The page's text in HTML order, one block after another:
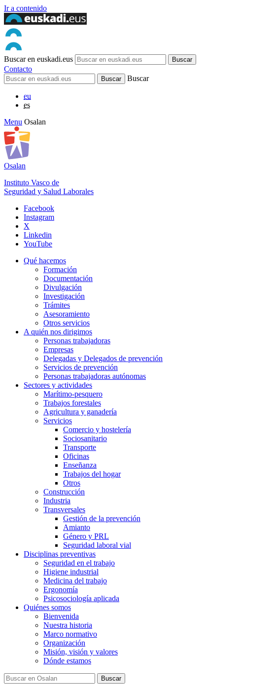
Ir a contenido
Buscar en euskadi.eus
Contacto
Buscar
eu
es
Menu Osalan
Osalan
Instituto Vasco de
Seguridad y Salud Laborales
Facebook
Instagram
X
Linkedin
YouTube
Qué hacemos
Formación
Documentación
Divulgación
Investigación
Trámites
Asesoramiento
Otros servicios
A quién nos dirigimos
Personas trabajadoras
Empresas
Delegadas y Delegados de prevención
Servicios de prevención
Personas trabajadoras autónomas
Sectores y actividades
Marítimo-pesquero
Trabajos forestales
Agricultura y ganadería
Servicios
Comercio y hostelería
Sociosanitario
Transporte
Oficinas
Enseñanza
Trabajos del hogar
Otros
Construcción
Industria
Transversales
Gestión de la prevención
Amianto
Género y PRL
Seguridad laboral vial
Disciplinas preventivas
Seguridad en el trabajo
Higiene industrial
Medicina del trabajo
Ergonomía
Psicosociología aplicada
Quiénes somos
Bienvenida
Nuestra historia
Marco normativo
Organización
Misión, visión y valores
Dónde estamos